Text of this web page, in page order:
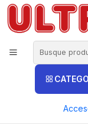
Inicio Fotografía y
Cámaras Insta360
Cargador Original